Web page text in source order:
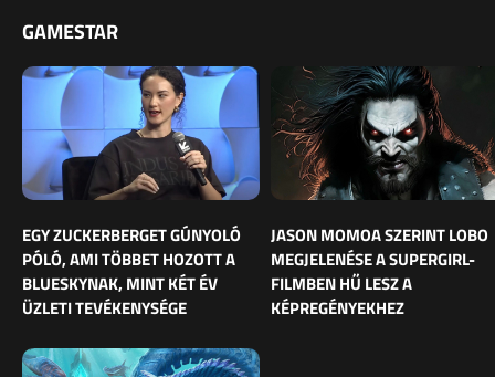
GAMESTAR
EGY ZUCKERBERGET GÚNYOLÓ
PÓLÓ, AMI TÖBBET HOZOTT A
BLUESKYNAK, MINT KÉT ÉV
ÜZLETI TEVÉKENYSÉGE
JASON MOMOA SZERINT LOBO
MEGJELENÉSE A SUPERGIRL-
FILMBEN HŰ LESZ A
KÉPREGÉNYEKHEZ